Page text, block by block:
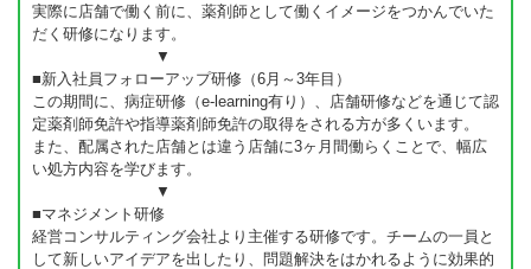
実際に店舗で働く前に、薬剤師として働くイメージをつかんでいた
だく研修になります。
▼
■新入社員フォローアップ研修（6月～3年目）
この期間に、病症研修（e-learning有り）、店舗研修などを通じて認
定薬剤師免許や指導薬剤師免許の取得をされる方が多くいます。
また、配属された店舗とは違う店舗に3ヶ月間働らくことで、幅広
い処方内容を学びます。
▼
■マネジメント研修
経営コンサルティング会社より主催する研修です。チームの一員と
して新しいアイデアを出したり、問題解決をはかれるように効果的